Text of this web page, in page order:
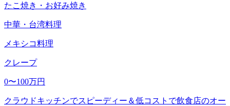
たこ焼き・お好み焼き
中華・台湾料理
メキシコ料理
クレープ
0〜100万円
クラウドキッチンでスピーディー＆低コストで飲食店のオー